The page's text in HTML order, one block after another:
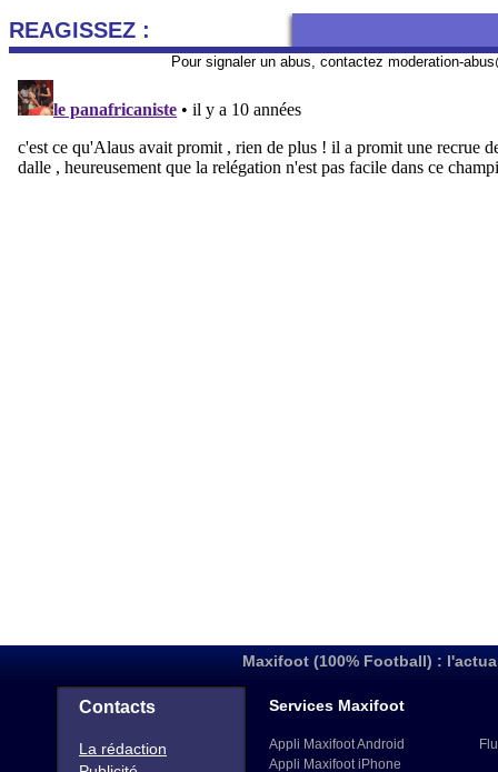
REAGISSEZ :
Pour signaler un abus, contactez moderation-
Maxifoot (100% Football) :
Contacts
La rédaction
Services Maxifoot
Appli Maxifoot Android
Appli Maxifoot iPhone